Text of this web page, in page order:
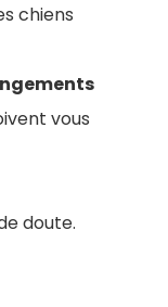
chiens
vous
doute.